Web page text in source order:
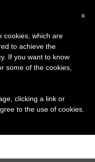
‘San
Kostka’
x
cookies, which are
to achieve the
If you want to know
some of the cookies,
clicking a link or
to the use of cookies.